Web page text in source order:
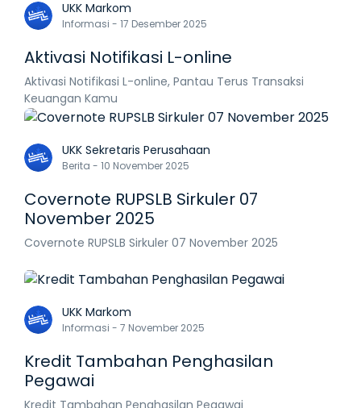
UKK Markom
Informasi - 17 Desember 2025
Aktivasi Notifikasi L-online
Aktivasi Notifikasi L-online, Pantau Terus Transaksi
Keuangan Kamu
UKK Sekretaris Perusahaan
Berita - 10 November 2025
Covernote RUPSLB Sirkuler 07
November 2025
Covernote RUPSLB Sirkuler 07 November 2025
UKK Markom
Informasi - 7 November 2025
Kredit Tambahan Penghasilan
Pegawai
Kredit Tambahan Penghasilan Pegawai